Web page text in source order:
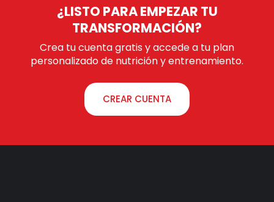
¿LISTO PARA EMPEZAR TU
TRANSFORMACIÓN?
Crea tu cuenta gratis y accede a tu plan
personalizado de nutrición y entrenamiento.
CREAR CUENTA